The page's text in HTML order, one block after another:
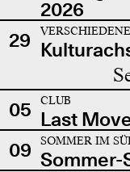
2026
29
05 CLUB
Last
09
SOMMER IM
Sommer-